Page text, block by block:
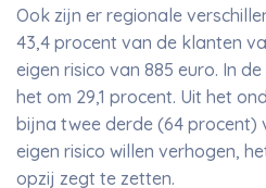
Ook zijn er regionale
43,4 procent van de klanten
eigen risico van 885 euro. In
het om 29,1 procent. Uit het
bijna twee derde (64 procent)
eigen risico willen verhogen,
opzij zegt te zetten.